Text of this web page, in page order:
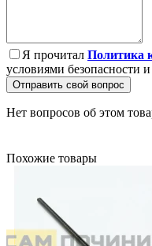
Я прочитал Политика
условиями безопасности
Отправить свой вопрос
Нет вопросов об этом
Похожие товары